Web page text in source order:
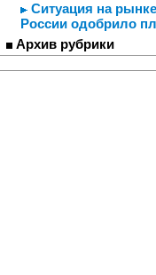
Ситуация на
России одобрило
Архив рубрики